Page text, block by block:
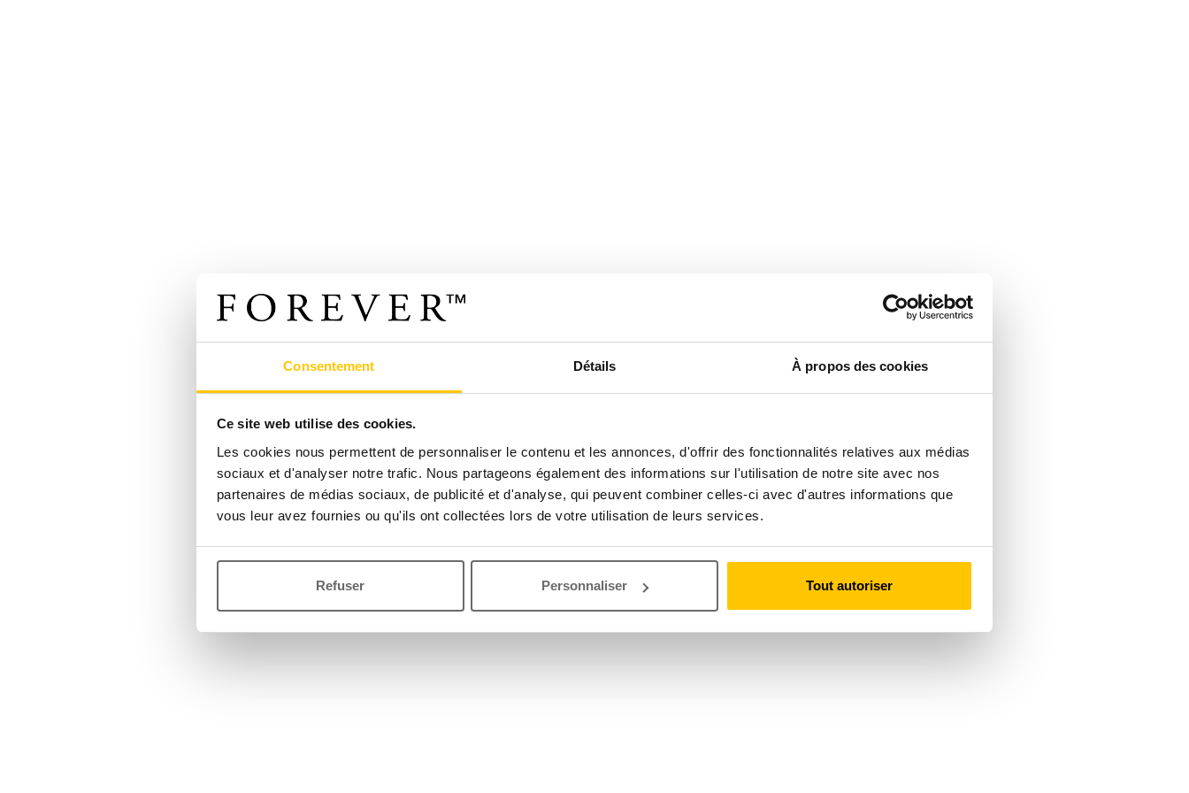
Consentement Détails À propos des cookies
Ce site web utilise des cookies.
Les cookies nous permettent de personnaliser le contenu et les annonces, d'offrir des fonctionnalités relatives aux médias
sociaux et d'analyser notre trafic. Nous partageons également des informations sur l'utilisation de notre site avec nos
partenaires de médias sociaux, de publicité et d'analyse, qui peuvent combiner celles-ci avec d'autres informations que
vous leur avez fournies ou qu'ils ont collectées lors de votre utilisation de leurs services.
Refuser Personnaliser Tout autoriser